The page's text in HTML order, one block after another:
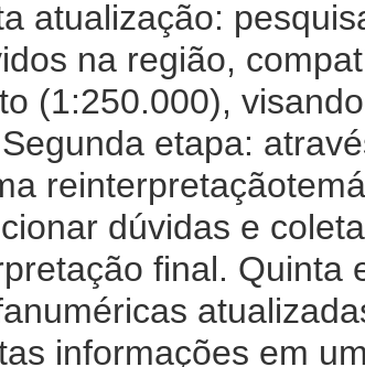
atualização:
na região,
(1:250.000),
etapa:
dúvidas e
final. Quinta
informações em